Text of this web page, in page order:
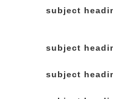
subject
subject
subject